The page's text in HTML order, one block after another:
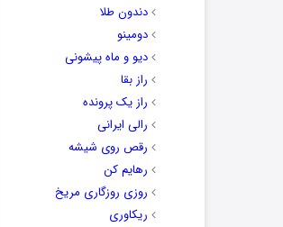
دندون طلا
دومینو
دیو و ماه پیشونی
راز بقا
راز یک پرونده
رالی ایرانی
رقص روی شیشه
رهایم کن
روزی روزگاری مریخ
ریکاوری